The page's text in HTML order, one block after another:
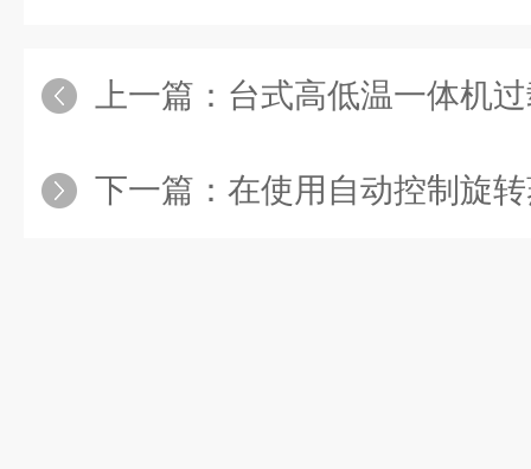
上一篇： 台式高低温一体机过载
下一篇： 在使用自动控制旋转蒸发仪之